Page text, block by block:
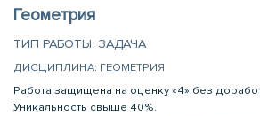
Геометрия
ТИП РАБОТЫ: ЗАДАЧА
ДИСЦИПЛИНА: ГЕОМЕТРИЯ
Работа защищена на оценку «4» без
Уникальность свыше 40%.